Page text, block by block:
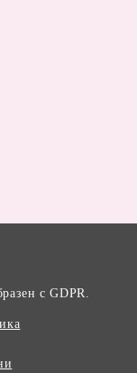
с GDPR.